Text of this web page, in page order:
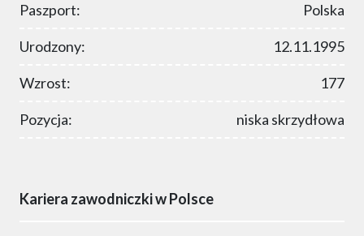
Paszport: Polska
Urodzony: 12.11.1995
Wzrost: 177
Pozycja: niska skrzydłowa
Kariera zawodniczki w Polsce